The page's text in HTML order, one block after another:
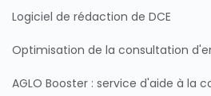
n
a
k
Logiciel de rédaction de DCE
Optimisation de la consultation
AGLO Booster : service d'aide à la